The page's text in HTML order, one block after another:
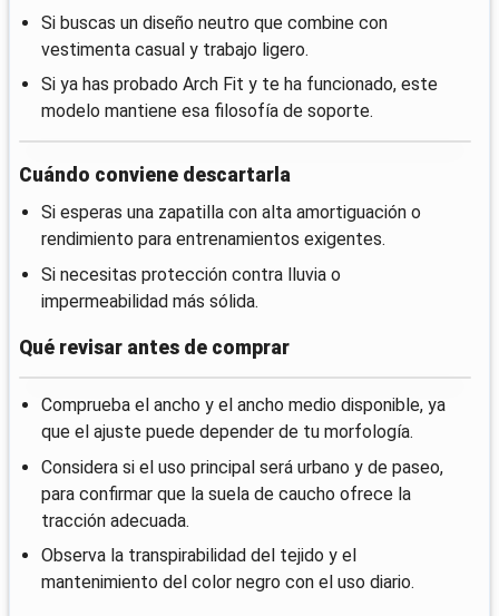
Si buscas un diseño neutro que combine con
vestimenta casual y trabajo ligero.
Si ya has probado Arch Fit y te ha funcionado, este
modelo mantiene esa filosofía de soporte.
Cuándo conviene descartarla
Si esperas una zapatilla con alta amortiguación o
rendimiento para entrenamientos exigentes.
Si necesitas protección contra lluvia o
impermeabilidad más sólida.
Qué revisar antes de comprar
Comprueba el ancho y el ancho medio disponible, ya
que el ajuste puede depender de tu morfología.
Considera si el uso principal será urbano y de paseo,
para confirmar que la suela de caucho ofrece la
tracción adecuada.
Observa la transpirabilidad del tejido y el
mantenimiento del color negro con el uso diario.